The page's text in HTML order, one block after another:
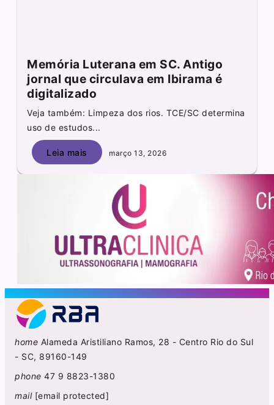
Memória Luterana em SC. Antigo
jornal que circulava em Ibirama é
digitalizado
Veja também: Limpeza dos rios. TCE/SC determina
uso de estudos...
Leia mais março 13, 2026
home Alameda Aristiliano Ramos, 28 - Centro Rio do Sul
- SC, 89160-149
phone 47 9 8823-1380
mail [email protected]